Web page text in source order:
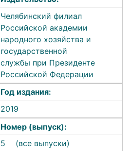
Челябинский филиал
Российской академии
народного хозяйства и
государственной
службы при Президенте
Российской Федерации
Год издания:
2019
Номер (выпуск):
5
(все выпуски)